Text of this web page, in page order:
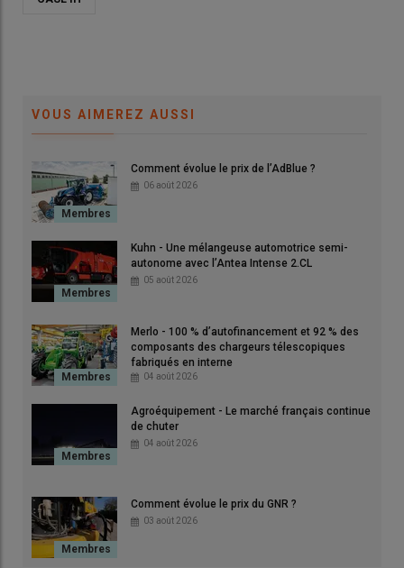
Claas s'installe à la première place des constructeurs de
© L. Vimond
Le marché despresses à balles rondes
connu en 2025
une forte baisse (-37,2 %), une chute
importante en partie due à lanouvelle réglementation sur le
freinage en application depuis le 1
Le marché des presses à balles rondes neuves a connu une
VOUS AIMEREZ AUSSI
Comment évolue le prix de l’AdBlue ?
06 août 2026
Kuhn - Une mélangeuse automotrice semi-
autonome avec l’Antea Intense 2.CL
05 août 2026
Merlo - 100 % d’autofinancement et 92 % des
composants des chargeurs télescopiques
fabriqués en interne
04 août 2026
Agroéquipement - Le marché français continue
de chuter
04 août 2026
Comment évolue le prix du GNR ?
03 août 2026